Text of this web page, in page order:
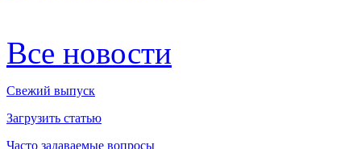
Все новости
Свежий выпуск
Загрузить статью
Часто задаваемые вопросы